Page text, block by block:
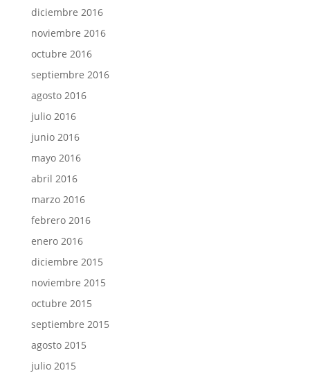
diciembre 2016
noviembre 2016
octubre 2016
septiembre 2016
agosto 2016
julio 2016
junio 2016
mayo 2016
abril 2016
marzo 2016
febrero 2016
enero 2016
diciembre 2015
noviembre 2015
octubre 2015
septiembre 2015
agosto 2015
julio 2015